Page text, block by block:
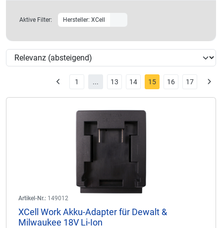
Aktive Filter: Hersteller: XCell
1 ... 13 14 15 16 17
Artikel-Nr.: 149012
XCell Work Akku-Adapter für Dewalt &
Milwaukee 18V Li-Ion